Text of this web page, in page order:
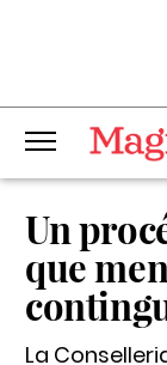
Un
que
La